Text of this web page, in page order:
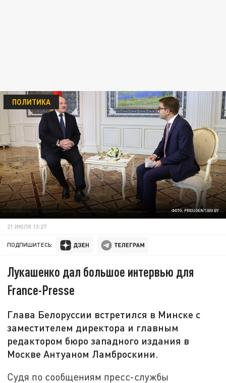
ФОТО: PRESIDENT.GOV.BY
ПОЛИТИКА
21 ИЮЛЯ 13:27
ПОДПИШИТЕСЬ:
Лукашенко дал большое интервью для
France-Presse
Глава Белоруссии встретился в Минске с
заместителем директора и главным
редактором бюро западного издания в
Москве Антуаном Ламброскини.
Судя по сообщениям пресс-службы